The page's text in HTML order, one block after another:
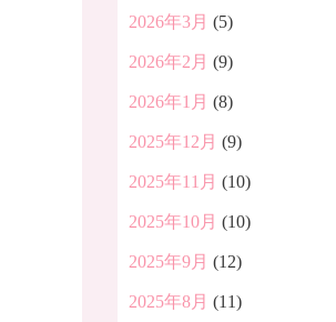
2026年3月 (5)
2026年2月 (9)
2026年1月 (8)
2025年12月 (9)
2025年11月 (10)
2025年10月 (10)
2025年9月 (12)
2025年8月 (11)